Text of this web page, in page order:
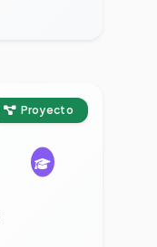
Proyecto